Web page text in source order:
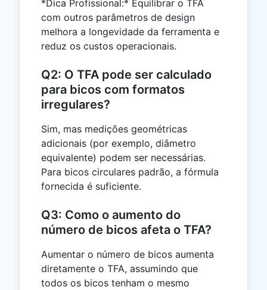
*Dica Profissional:* Equilibrar o TFA
com outros parâmetros de design
melhora a longevidade da ferramenta e
reduz os custos operacionais.
Q2: O TFA pode ser calculado
para bicos com formatos
irregulares?
Sim, mas medições geométricas
adicionais (por exemplo, diâmetro
equivalente) podem ser necessárias.
Para bicos circulares padrão, a fórmula
fornecida é suficiente.
Q3: Como o aumento do
número de bicos afeta o TFA?
Aumentar o número de bicos aumenta
diretamente o TFA, assumindo que
todos os bicos tenham o mesmo